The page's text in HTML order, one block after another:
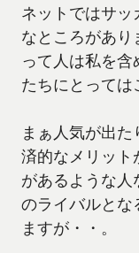
ネットではサッ
なところがあり
って人は私を含
たちにとっては
まぁ人気が出
済的なメリット
があるような人
のライバルとな
ますが・・。